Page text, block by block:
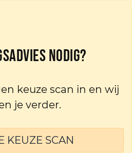
nodig?
keuze scan in en wij
je verder.
KEUZE SCAN